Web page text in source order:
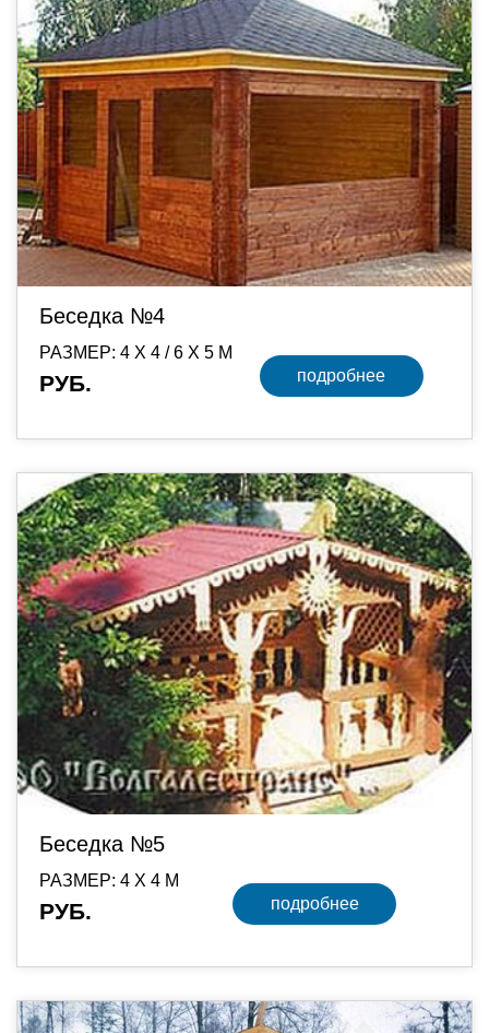
Беседка №4
РАЗМЕР: 4 Х 4 / 6 Х 5 М
РУБ. подробнее
Беседка №5
РАЗМЕР: 4 Х 4 М
РУБ. подробнее